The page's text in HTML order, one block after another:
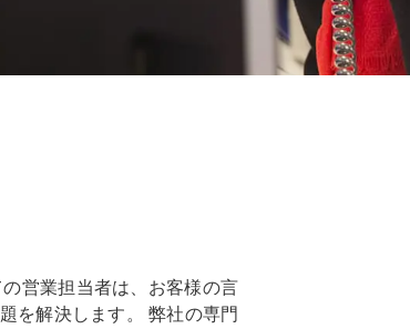
営業担当者は、お客様の言
を解決します。 弊社の専門